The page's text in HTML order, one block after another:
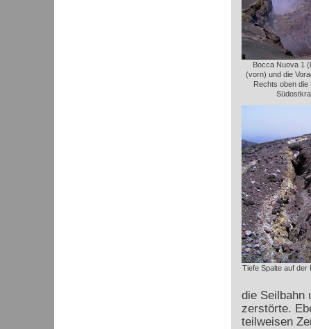
Bocca Nuova 1
(vorn) und die
Rechts oben die
Tiefe Spalte auf der
die Seilbahn
zerstörte.
teilweisen